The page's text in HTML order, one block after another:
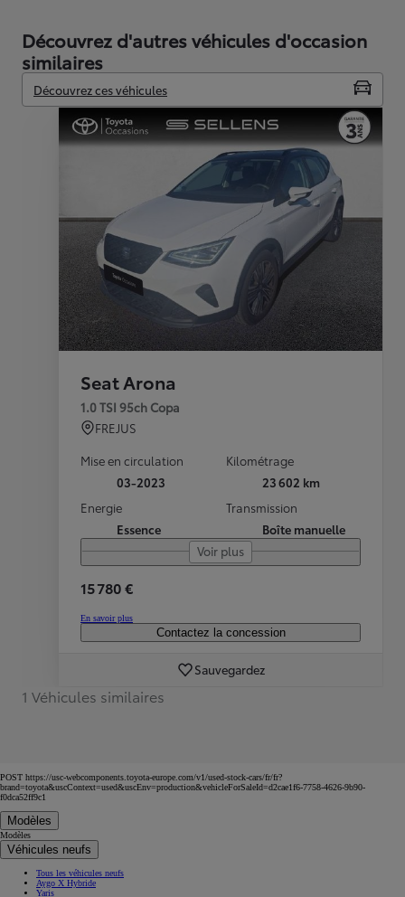
Découvrez d'autres véhicules d'occasion
similaires
Découvrez ces véhicules
Seat Arona
1.0 TSI 95ch Copa
FREJUS
Mise en circulation
03-2023
Kilométrage
23 602 km
Energie
Essence
Transmission
Boîte manuelle
Voir plus
15 780 €
En savoir plus
Contactez la concession
Sauvegardez
1 Véhicules similaires
POST https://usc-webcomponents.toyota-europe.com/v1/used-stock-cars/fr/fr?
brand=toyota&uscContext=used&uscEnv=production&vehicleForSaleId=d2cae1f6-7758-4626-9b90-
f0dca52ff9c1
Modèles
Modèles
Véhicules neufs
Tous les véhicules neufs
Aygo X Hybride
Yaris